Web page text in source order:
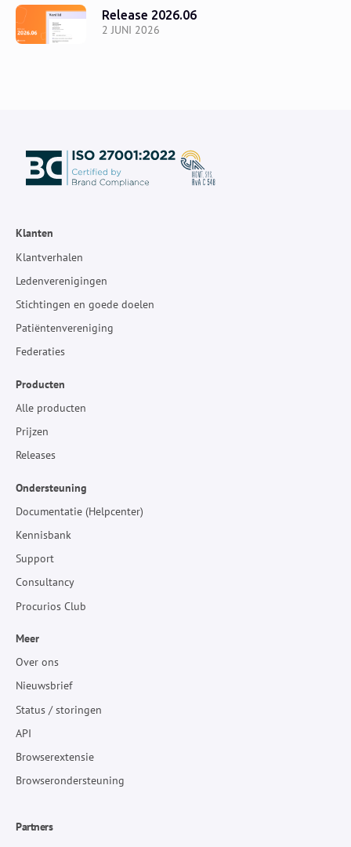
2 JUNI 2026
Release 2026.06
Klanten
Klantverhalen
Ledenverenigingen
Stichtingen en goede doelen
Patiëntenvereniging
Federaties
Producten
Alle producten
Prijzen
Releases
Ondersteuning
Documentatie (Helpcenter)
Kennisbank
Support
Consultancy
Procurios Club
Meer
Over ons
Nieuwsbrief
Status / storingen
API
Browserextensie
Browserondersteuning
Partners